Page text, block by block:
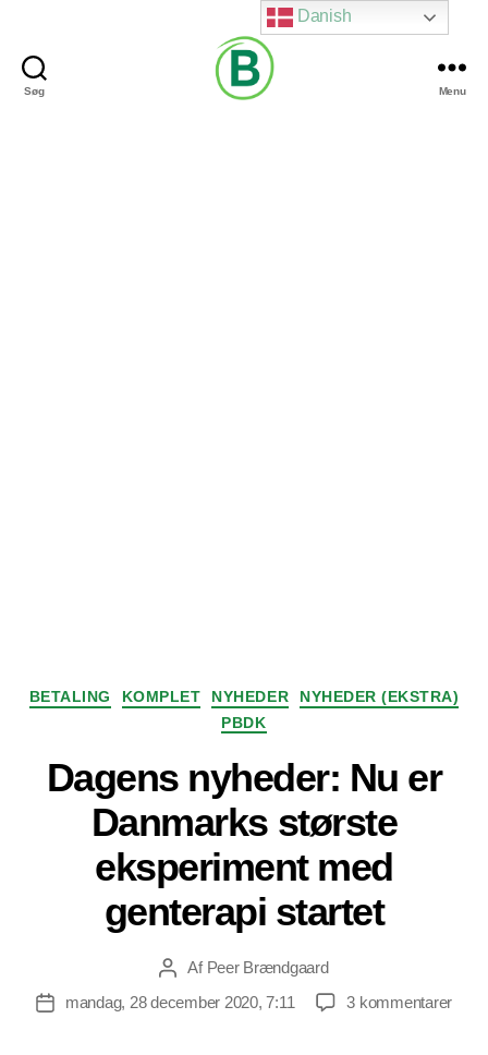
Søg Menu
Kategorier
BETALING KOMPLET NYHEDER
NYHEDER (EKSTRA)
PBDK
Dagens nyheder: Nu er
Danmarks største
eksperiment med
genterapi startet
Indlægsforfatter
Af Peer Brændgaard
Indlægsdato
mandag, 28 december 2020, 7:11 3 kommentarertil
Danish